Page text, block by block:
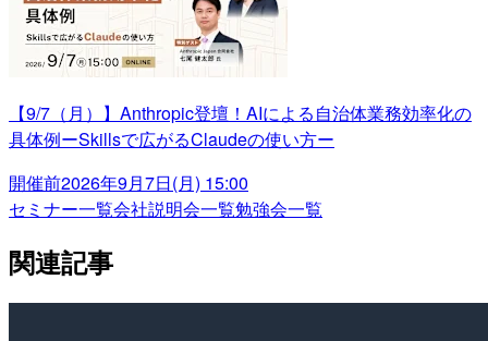
【9/7（月）】Anthropic登壇！AIによる自治体業務効率化の
具体例ーSkillsで広がるClaudeの使い方ー
開催前2026年9月7日(月) 15:00
セミナー一覧会社説明会一覧勉強会一覧
関連記事